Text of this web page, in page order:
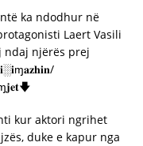
ka ndodhur në
Laert Vasili
ndaj njërës prej
kur aktori ngrihet
duke e kapur nga